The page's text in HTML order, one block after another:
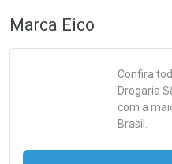
Marca Eico
Confira
Drogaria
com a
Brasil.